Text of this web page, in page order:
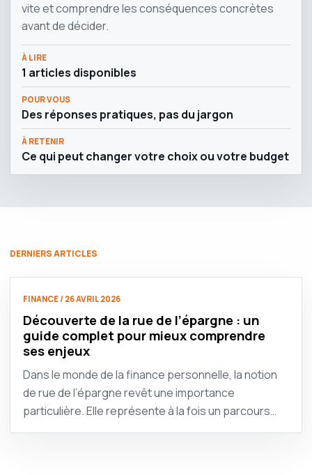
vite et comprendre les conséquences concrètes
avant de décider.
À LIRE
1 articles disponibles
POUR VOUS
Des réponses pratiques, pas du jargon
À RETENIR
Ce qui peut changer votre choix ou votre budget
DERNIERS ARTICLES
FINANCE / 26 AVRIL 2026
Découverte de la rue de l’épargne : un
guide complet pour mieux comprendre
ses enjeux
Dans le monde de la finance personnelle, la notion
de rue de l’épargne revêt une importance
particulière. Elle représente à la fois un parcours…